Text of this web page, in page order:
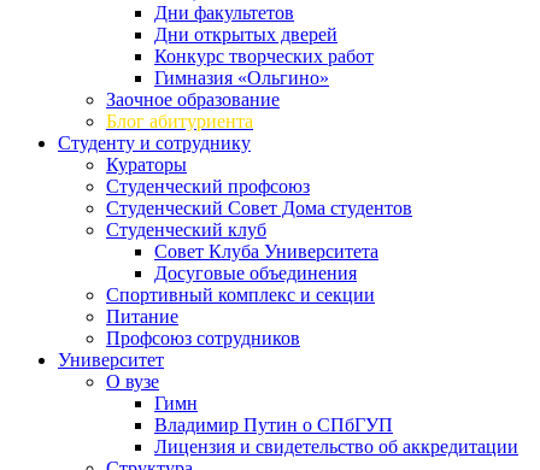
Дни факультетов
Дни открытых дверей
Конкурс творческих работ
Гимназия «Ольгино»
Заочное образование
Блог абитуриента
Студенту и сотруднику
Кураторы
Студенческий профсоюз
Студенческий Совет Дома студентов
Студенческий клуб
Совет Клуба Университета
Досуговые объединения
Спортивный комплекс и секции
Питание
Профсоюз сотрудников
Университет
О вузе
Гимн
Владимир Путин о СПбГУП
Лицензия и свидетельство об аккредитации